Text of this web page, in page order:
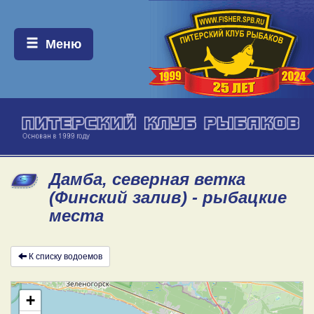
Меню:
Меню
Дамба, северная ветка
(Финский залив) - рыбацкие
места
К списку водоемов
+